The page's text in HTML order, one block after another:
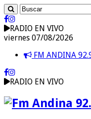
RADIO EN VIVO
viernes 07/08/2026
FM ANDINA
RADIO EN VIVO